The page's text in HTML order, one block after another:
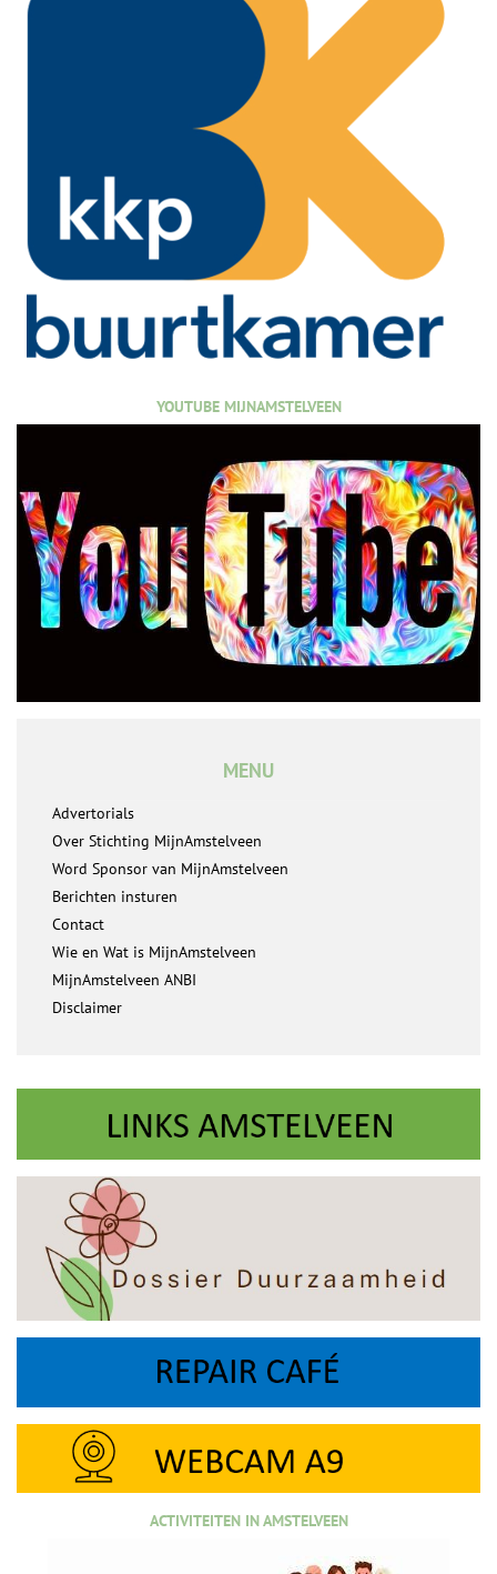
YOUTUBE MIJNAMSTELVEEN
MENU
Advertorials
Over Stichting MijnAmstelveen
Word Sponsor van MijnAmstelveen
Berichten insturen
Contact
Wie en Wat is MijnAmstelveen
MijnAmstelveen ANBI
Disclaimer
ACTIVITEITEN IN AMSTELVEEN